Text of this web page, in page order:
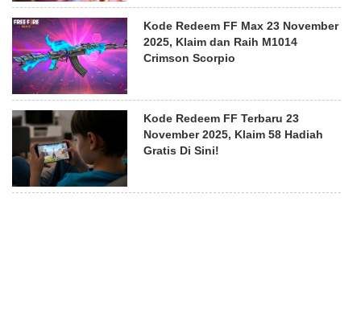
Kode Redeem FF Max 23 November
2025, Klaim dan Raih M1014
Crimson Scorpio
Kode Redeem FF Terbaru 23
November 2025, Klaim 58 Hadiah
Gratis Di Sini!